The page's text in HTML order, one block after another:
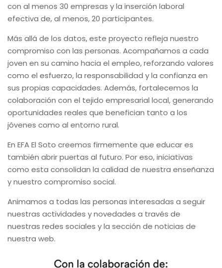
con al menos 30 empresas y la inserción laboral
efectiva de, al menos, 20 participantes.
Más allá de los datos, este proyecto refleja nuestro
compromiso con las personas. Acompañamos a cada
joven en su camino hacia el empleo, reforzando valores
como el esfuerzo, la responsabilidad y la confianza en
sus propias capacidades. Además, fortalecemos la
colaboración con el tejido empresarial local, generando
oportunidades reales que benefician tanto a los
jóvenes como al entorno rural.
En EFA El Soto creemos firmemente que educar es
también abrir puertas al futuro. Por eso, iniciativas
como esta consolidan la calidad de nuestra enseñanza
y nuestro compromiso social.
Animamos a todas las personas interesadas a seguir
nuestras actividades y novedades a través de
nuestras redes sociales y la sección de noticias de
nuestra web.